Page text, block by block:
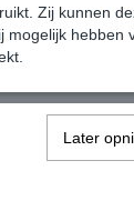
Zij kunnen
mogelijk hebben
Later